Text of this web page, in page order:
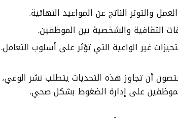
والتوتر الناتج عن المواعيد النهائية.
الثقافية والشخصية بين الموظفين.
غير الواعية التي تؤثر على أسلوب التعامل.
أن تجاوز هذه التحديات يتطلب نشر الوعي،
على إدارة الضغوط بشكل صحي.